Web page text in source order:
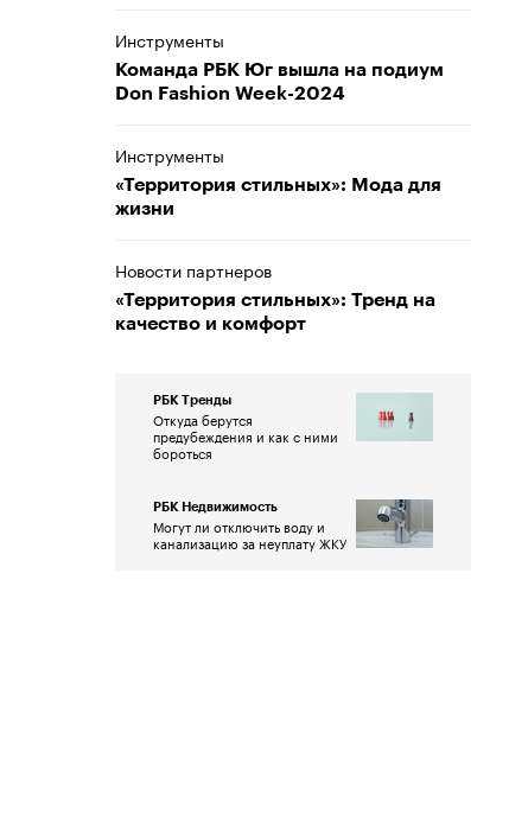
Инструменты
Команда РБК Юг вышла на подиум
Don Fashion Week-2024
Инструменты
«Территория стильных»: Мода для
жизни
Новости партнеров
«Территория стильных»: Тренд на
качество и комфорт
РБК Тренды
Откуда берутся
предубеждения и как с ними
бороться
РБК Недвижимость
Могут ли отключить воду и
канализацию за неуплату ЖКУ